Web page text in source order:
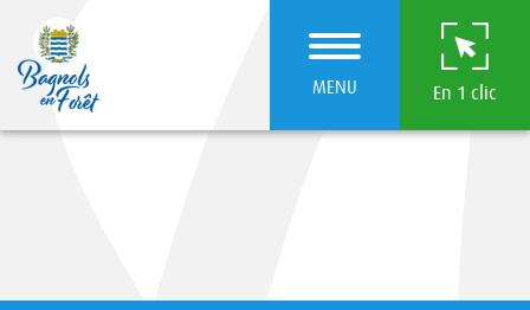
MENU En 1 clic